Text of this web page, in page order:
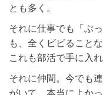
とも多く。
それに仕事でも「ぶ
も、全くビビること
これも部活で手に入
それに仲間。今でも